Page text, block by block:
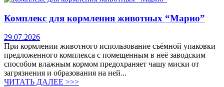
Комплекс для кормления животных “Марио”
29.07.2026
При кормлении животного использование съёмной упаковки
предложенного комплекса с помещенным в неё заводским
способом влажным кормом предохраняет чашу миски от
загрязнения и образования на ней...
ЧИТАТЬ ДАЛЕЕ >>>